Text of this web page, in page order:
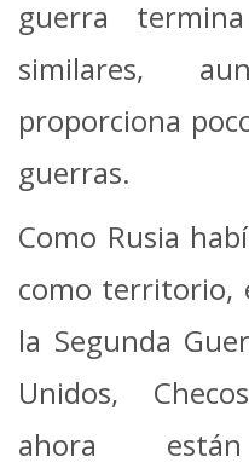
guerra
similares,
proporciona
guerras.
Como Rusia
como territorio,
la Segunda
Unidos,
ahora están